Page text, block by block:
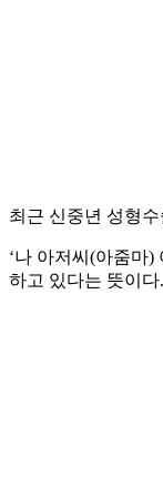
최근 신중년 성형
‘나 아저씨(아줌마
하고 있다는 뜻이